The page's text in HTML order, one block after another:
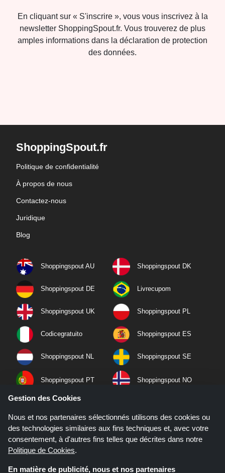
En cliquant sur « S'inscrire », vous vous inscrivez à la
newsletter ShoppingSpout.fr. Vous trouverez de plus
amples informations dans la déclaration de protection
des données.
ShoppingSpout.fr
Politique de confidentialité
À propos de nous
Contactez-nous
Juridique
Blog
Shoppingspout AU Shoppingspout DK
Shoppingspout DE Livrecupom
Shoppingspout UK Shoppingspout PL
Codicegratuito Shoppingspout ES
Shoppingspout NL Shoppingspout SE
Shoppingspout PT Shoppingspout NO
Gestion des Cookies
Nous et nos partenaires sélectionnés utilisons des cookies ou
des technologies similaires aux fins techniques et, avec votre
consentement, à d'autres fins telles que décrites dans notre
Politique de Cookies.
En matière de publicité, nous et nos partenaires